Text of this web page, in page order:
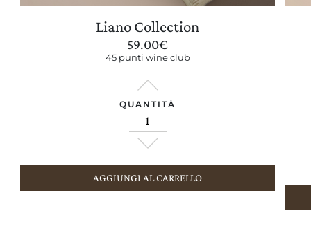
Liano Collection
59.00€
45 punti wine club
QUANTITÀ
AGGIUNGI AL CARRELLO